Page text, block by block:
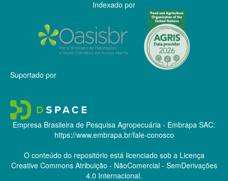
Indexado por
Suportado por
Empresa Brasileira de Pesquisa Agropecuária - Embrapa SAC:
https://www.embrapa.br/fale-conosco
O conteúdo do repositório está licenciado sob a Licença
Creative CommonsAtribuição - NãoComercial - SemDerivações
4.0 Internacional.